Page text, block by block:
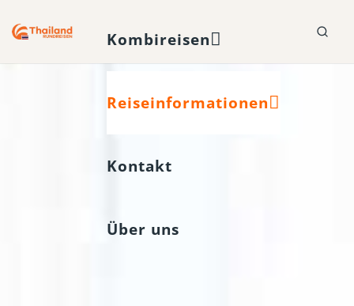
Kombireisen
Reiseinformationen
Kontakt
Über uns